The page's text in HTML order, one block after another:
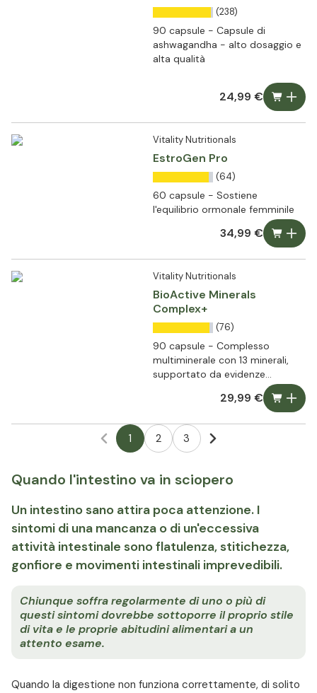
(238)
90 capsule - Capsule di
ashwagandha - alto dosaggio e
alta qualità
24,99 €
Vitality Nutritionals
EstroGen Pro
(64)
60 capsule - Sostiene
l'equilibrio ormonale femminile
34,99 €
Vitality Nutritionals
BioActive Minerals
Complex+
(76)
90 capsule - Complesso
multiminerale con 13 minerali,
supportato da evidenze
29,99 €
1 2 3
Quando l'intestino va in sciopero
Un intestino sano attira poca attenzione. I
sintomi di una mancanza o di un'eccessiva
attività intestinale sono flatulenza, stitichezza,
gonfiore e movimenti intestinali imprevedibili.
Chiunque soffra regolarmente di uno o più di
questi sintomi dovrebbe sottoporre il proprio stile
di vita e le proprie abitudini alimentari a un
attento esame.
Quando la digestione non funziona correttamente, di solito